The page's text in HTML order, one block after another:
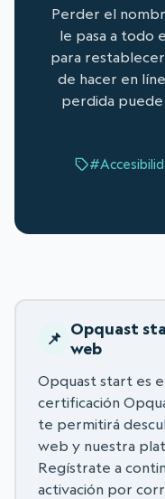
Perder el
le pasa a todo
para
de hacer en
perdida puede
Opquast
web
Opquast start es
certificación
te permitirá
web y nuestra
Regístrate a
activación por